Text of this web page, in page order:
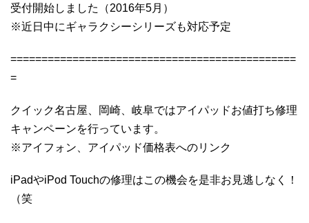
受付開始しました（2016年5月）
※近日中にギャラクシーシリーズも対応予定
==============================================
=
クイック名古屋、岡崎、岐阜ではアイパッドお値打ち修理
キャンペーンを行っています。
※アイフォン、アイパッド価格表へのリンク
iPadやiPod Touchの修理はこの機会を是非お見逃しなく！
（笑